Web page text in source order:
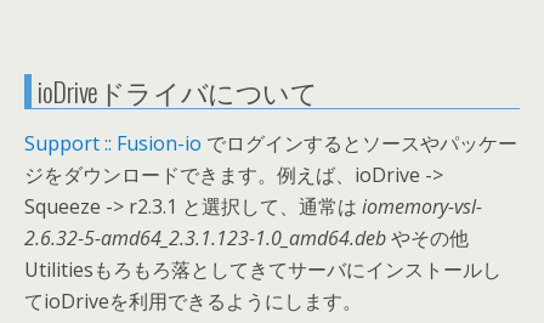
ioDriveドライバについて
Support :: Fusion-io でログインするとソースやパッケー
ジをダウンロードできます。例えば、ioDrive ->
Squeeze -> r2.3.1 と選択して、通常は iomemory-vsl-
2.6.32-5-amd64_2.3.1.123-1.0_amd64.debやその他
Utilitiesもろもろ落としてきてサーバにインストールし
てioDriveを利用できるようにします。